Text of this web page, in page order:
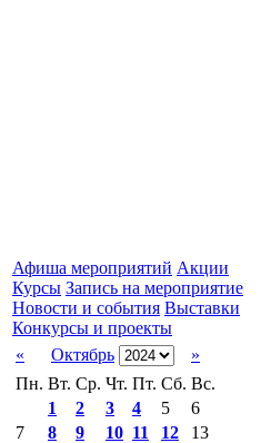
Афиша мероприятий Акции
Курсы Запись на мероприятие
Новости и события Выставки
Конкурсы и проекты
«
Октябрь
»
Пн. Вт. Ср. Чт. Пт. Сб. Вс.
1
2 3 4 5
6
7
8 9 10 11 12
13